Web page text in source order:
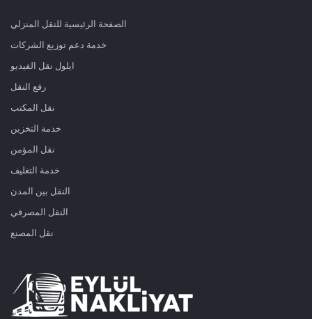
الصفحة الرئيسية للنقل المنزلي
خدمة دعم توزيع الشركات
ايلول نقل الفيديو
رفع النقل
نقل المكتب
خدمة التخزين
نقل المؤمن
خدمة التغليف
النقل بين المدن
النقل المصرفي
نقل المصنع